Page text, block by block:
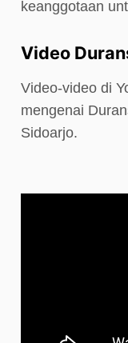
keanggotaan
Video
Video-video di
mengenai
Sidoarjo.